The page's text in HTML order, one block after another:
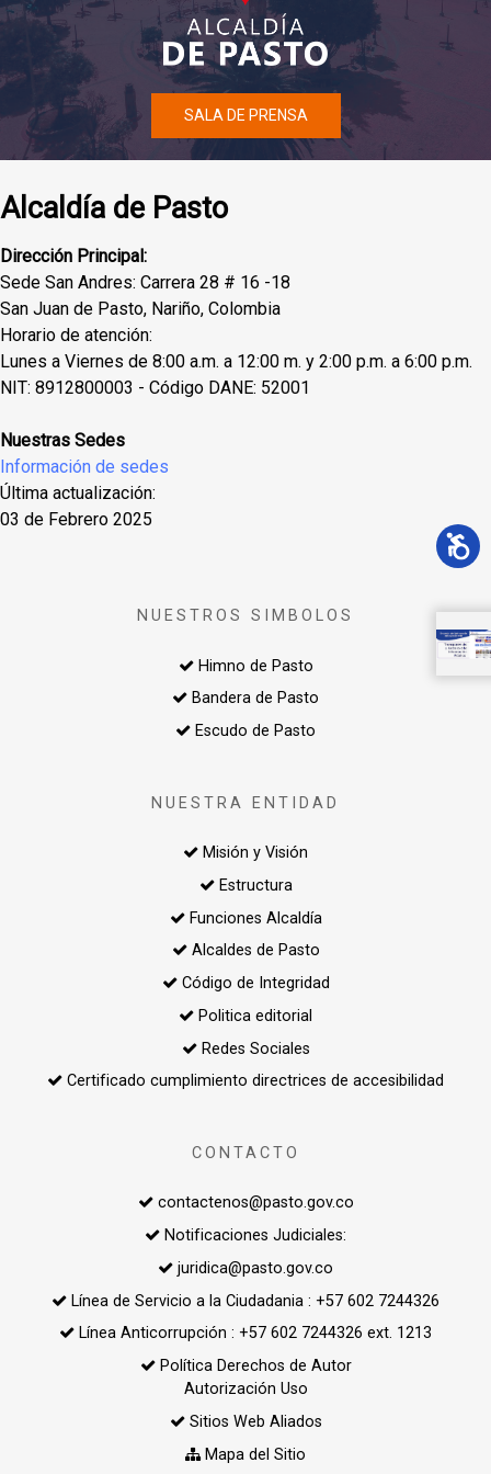
SALA DE PRENSA
Alcaldía de Pasto
Dirección Principal:
Sede San Andres: Carrera 28 # 16 -18
San Juan de Pasto, Nariño, Colombia
Horario de atención:
Lunes a Viernes de 8:00 a.m. a 12:00 m. y 2:00 p.m. a 6:00 p.m.
NIT: 8912800003 - Código DANE: 52001
Nuestras Sedes
Información de sedes
Última actualización:
03 de Febrero 2025
NUESTROS SIMBOLOS
Himno de Pasto
Bandera de Pasto
Escudo de Pasto
NUESTRA ENTIDAD
Misión y Visión
Estructura
Funciones Alcaldía
Alcaldes de Pasto
Código de Integridad
Politica editorial
Redes Sociales
Certificado cumplimiento directrices de accesibilidad
CONTACTO
contactenos@pasto.gov.co
Notificaciones Judiciales:
juridica@pasto.gov.co
Línea de Servicio a la Ciudadania : +57 602 7244326
Línea Anticorrupción : +57 602 7244326 ext. 1213
Política Derechos de Autor
Autorización Uso
Sitios Web Aliados
Mapa del Sitio